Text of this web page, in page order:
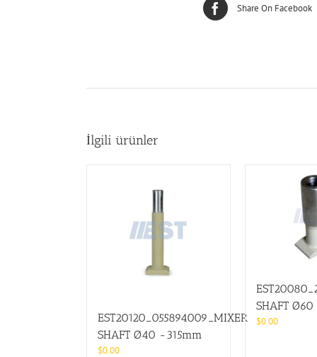
Share On Facebook
İlgili ürünler
EST20120_055894009_MIXER
SHAFT Ø40 -315mm
$0.00
SHAFT
$0.00